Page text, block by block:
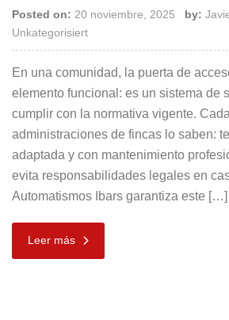
Posted on: 20 noviembre, 2025 by:
Unkategorisiert
En una comunidad, la puerta de
elemento funcional: es un sistema de
cumplir con la normativa vigente.
administraciones de fincas lo saben:
adaptada y con mantenimiento
evita responsabilidades legales en
Automatismos Ibars garantiza este […]
Leer más